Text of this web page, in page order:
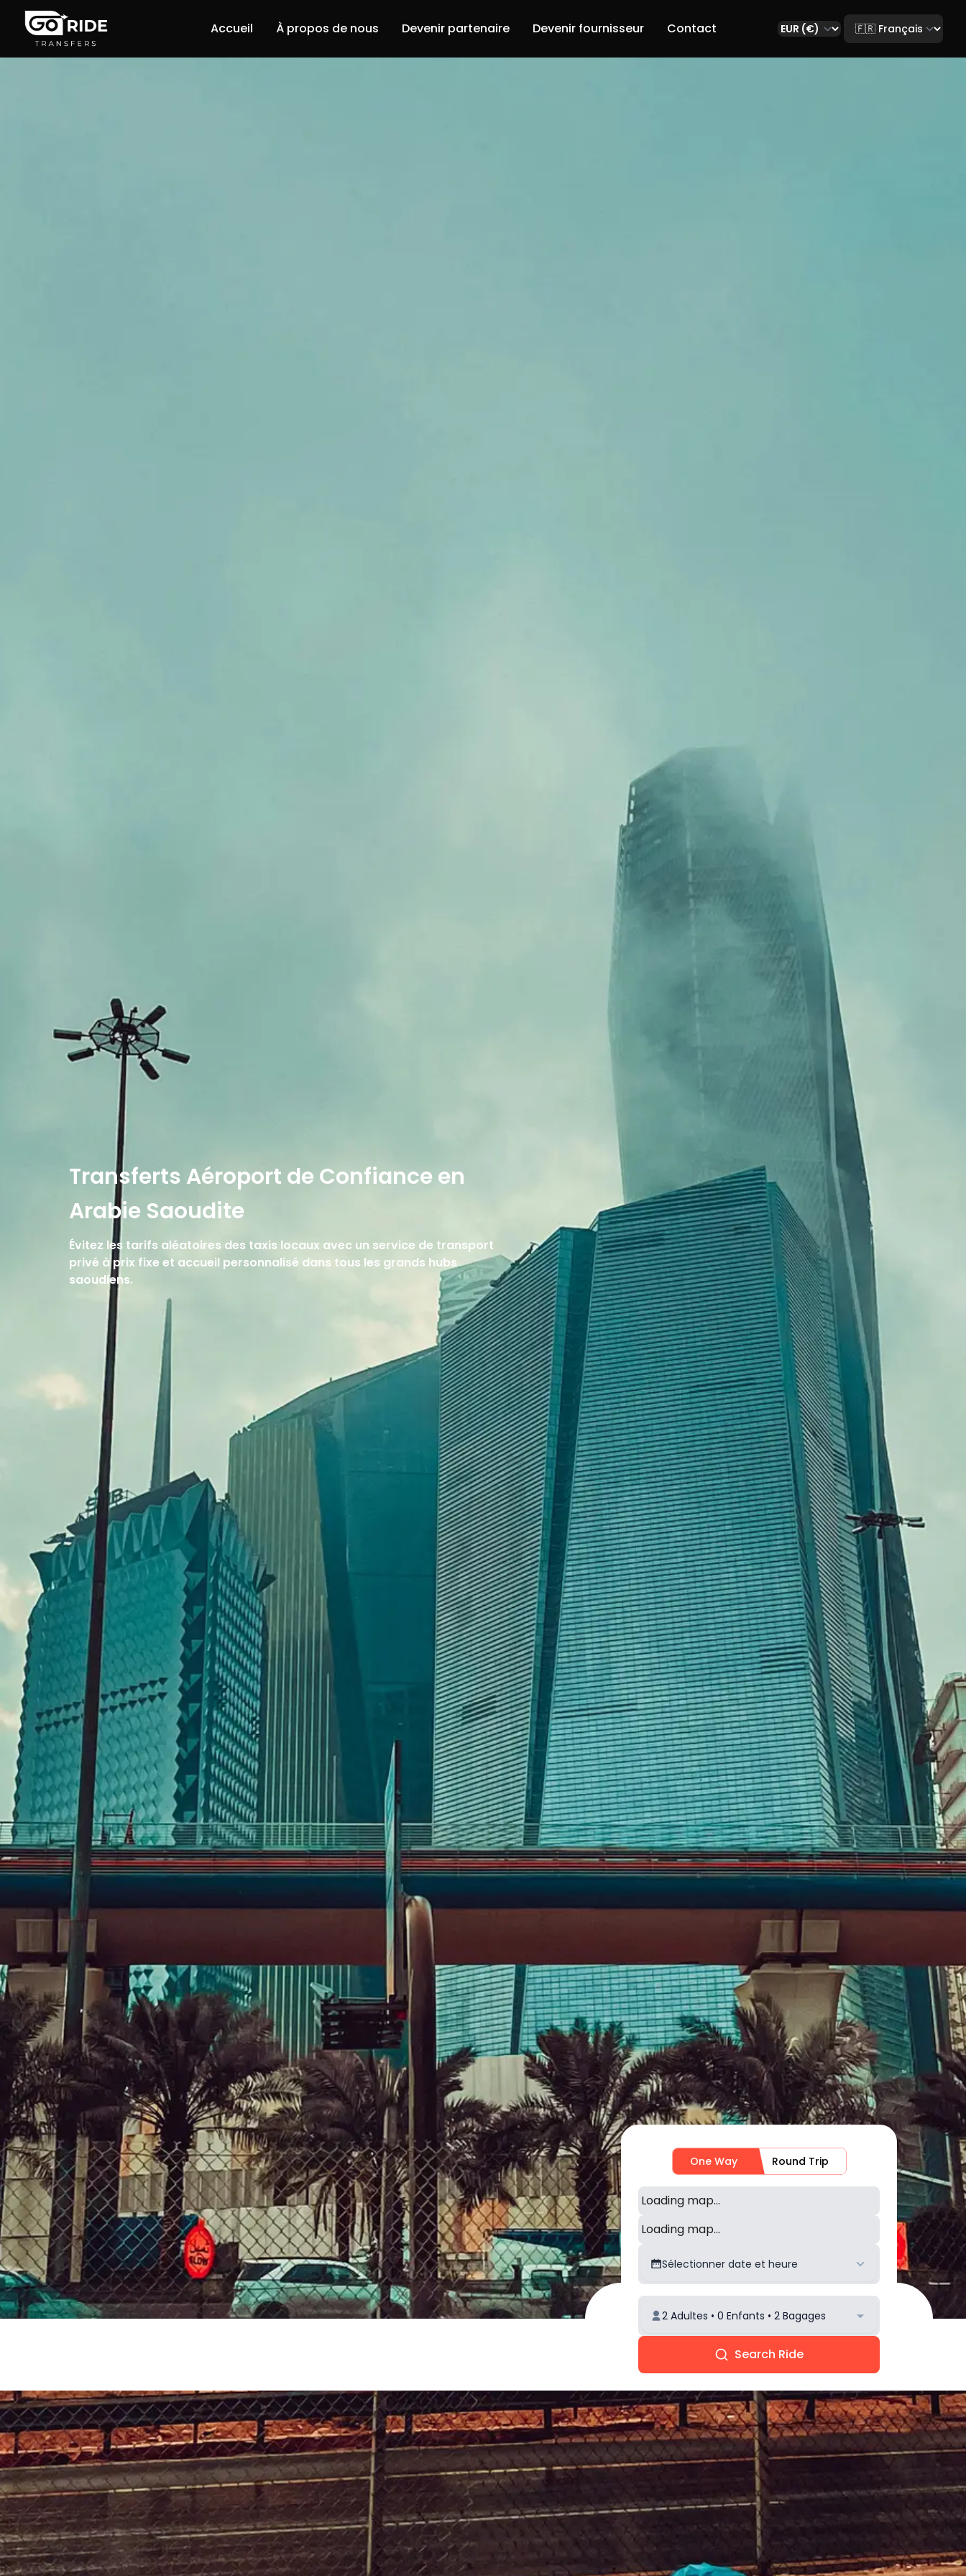
Accueil À propos de nous Devenir partenaire Devenir fournisseur Contact Select language
Transferts Aéroport de Confiance en
Arabie Saoudite
Évitez les tarifs aléatoires des taxis locaux avec un service de transport
privé à prix fixe et accueil personnalisé dans tous les grands hubs
saoudiens.
One Way Round Trip
Loading map...
Loading map...
Sélectionner date et heure
2 Adultes • 0 Enfants • 2 Bagages
Search Ride